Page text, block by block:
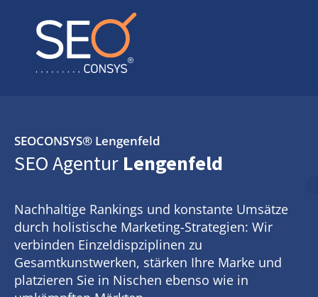
SEOCONSYS® Lengenfeld
SEO Agentur Lengenfeld
Nachhaltige Rankings und konstante Umsätze
durch holistische Marketing-Strategien: Wir
verbinden Einzeldispziplinen zu
Gesamtkunstwerken, stärken Ihre Marke und
platzieren Sie in Nischen ebenso wie in